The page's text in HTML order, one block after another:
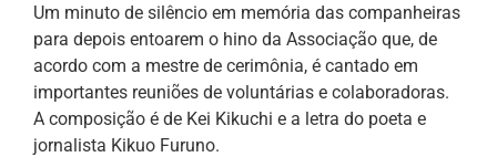
Um minuto de silêncio em memória das companheiras
para depois entoarem o hino da Associação que, de
acordo com a mestre de cerimônia, é cantado em
importantes reuniões de voluntárias e colaboradoras.
A composição é de Kei Kikuchi e a letra do poeta e
jornalista Kikuo Furuno.